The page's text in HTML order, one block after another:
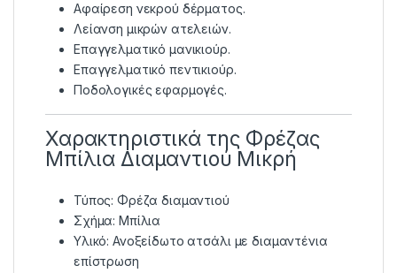
Αφαίρεση νεκρού δέρματος.
Λείανση μικρών ατελειών.
Επαγγελματικό μανικιούρ.
Επαγγελματικό πεντικιούρ.
Ποδολογικές εφαρμογές.
Χαρακτηριστικά της Φρέζας
Μπίλια Διαμαντιού Μικρή
Τύπος: Φρέζα διαμαντιού
Σχήμα: Μπίλια
Υλικό: Ανοξείδωτο ατσάλι με διαμαντένια
επίστρωση